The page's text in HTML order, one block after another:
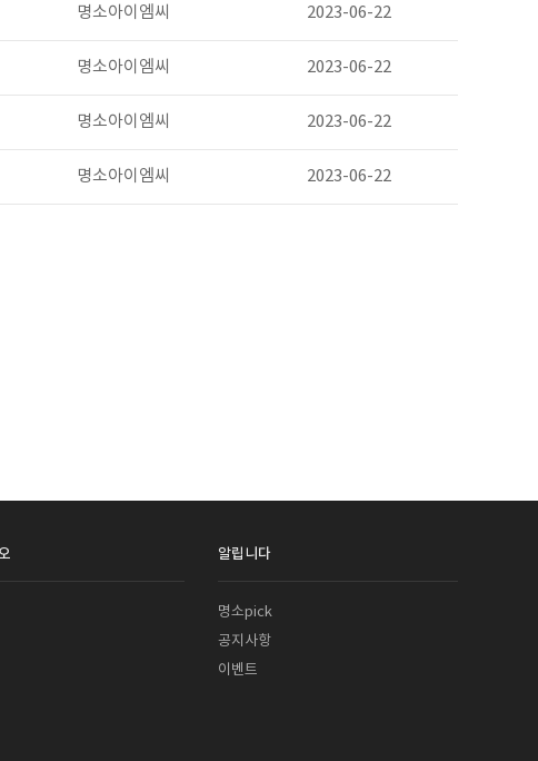
명소아이엠씨 2023-06-22
명소아이엠씨 2023-06-22
명소아이엠씨 2023-06-22
명소아이엠씨 2023-06-22
알립니다
명소pick
공지사항
이벤트